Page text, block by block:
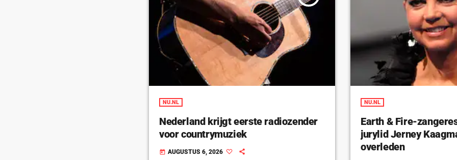
NU.NL
Nederland krijgt eerste radiozender
voor countrymuziek
today AUGUSTUS 6, 2026
NU.NL
Earth & Fire-
jurylid Jerney
overleden